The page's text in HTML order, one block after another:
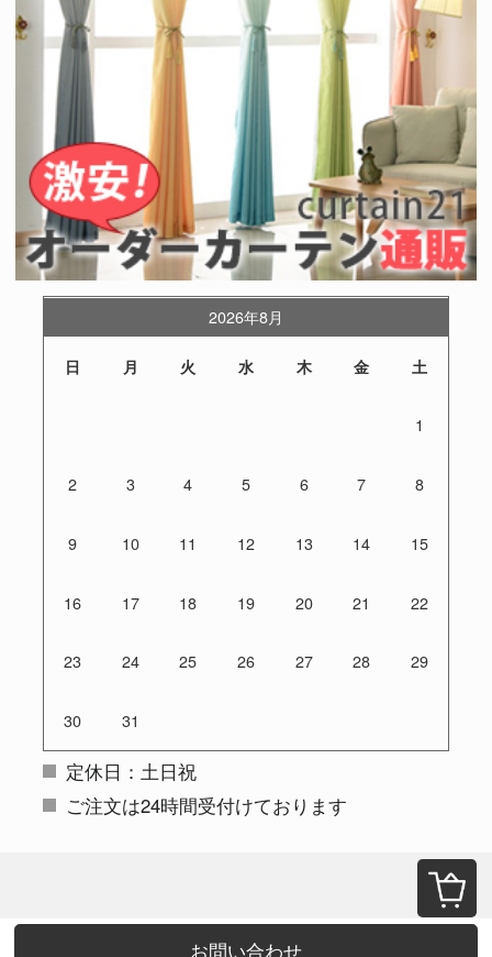
お問い合わせ
2026年8月
日 月 火 水 木 金 土
1
2 3 4 5 6 7 8
9 10 11 12 13 14 15
16 17 18 19 20 21 22
23 24 25 26 27 28 29
30 31
定休日：土日祝
ご注文は24時間受付けております